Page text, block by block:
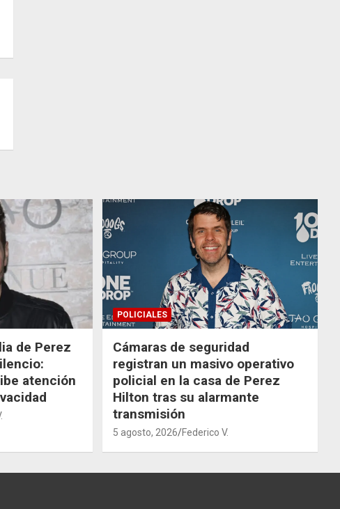
de Perez
atención
POLICIALES
Cámaras de seguridad
registran un masivo operativo
policial en la casa de Perez
Hilton tras su alarmante
transmisión
5 agosto, 2026 Federico V.